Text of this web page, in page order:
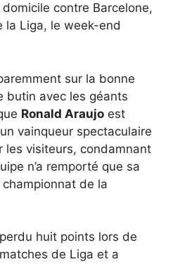
contre Barcelone,
la Liga, le week-end
sur la bonne
butin avec les géants
Ronald Araujo est
vainqueur spectaculaire
les visiteurs, condamnant
n’a remporté que sa
de la
huit points lors de
de Liga et a